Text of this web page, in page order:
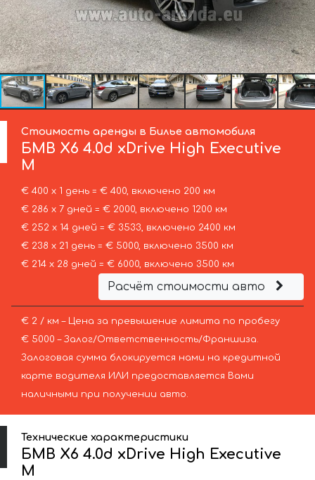
Стоимость аренды в Билье автомобиля
БМВ X6 4.0d xDrive High Executive
M
€ 400 х 1 день = € 400, включено 200 км
€ 286 х 7 дней = € 2000, включено 1200 км
€ 252 х 14 дней = € 3533, включено 2400 км
€ 238 х 21 день = € 5000, включено 3500 км
€ 214 х 28 дней = € 6000, включено 3500 км
Расчёт стоимости авто
€ 2 / км – Цена за превышение лимита по пробегу
€ 5000 – Залог/Ответственность/Франшиза.
Залоговая сумма блокируется нами на кредитной
карте водителя ИЛИ предоставляется Вами
наличными при получении авто.
Технические характеристики
БМВ X6 4.0d xDrive High Executive
M